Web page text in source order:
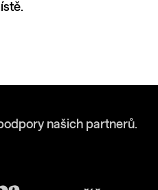
našich partnerů.